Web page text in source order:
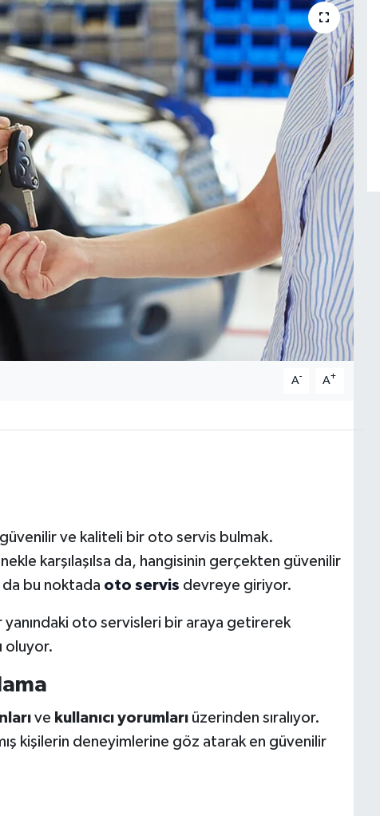
A- A+
ve kaliteli bir oto servis bulmak.
karşılaşılsa da, hangisinin gerçekten güvenilir
bu noktada oto servis devreye giriyor.
oto servisleri bir araya getirerek
oluyor.
ve kullanıcı yorumlarıüzerinden sıralıyor.
kişilerin deneyimlerine göz atarak en güvenilir